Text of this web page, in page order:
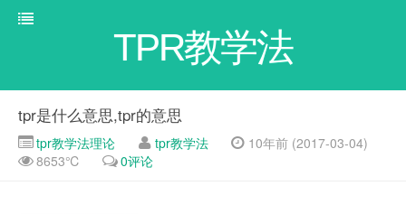
TPR教学法
tpr是什么意思,tpr的意思
tpr教学法理论 tpr教学法
10年前 (2017-03-04)
8653℃
0评论